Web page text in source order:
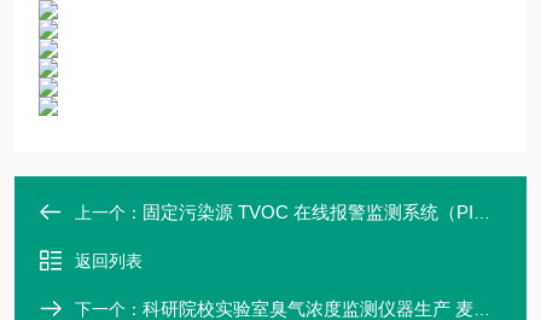
上一个： 固定污染源 TVOC 在线报警监测系统（PID）实时监测
返回列表
下一个： 科研院校实验室臭气浓度监测仪器生产 麦越M-2060